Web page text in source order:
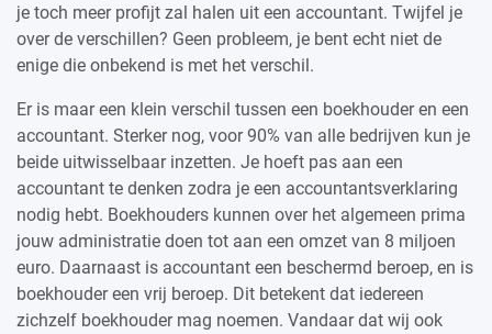
je toch meer profijt zal halen uit een accountant. Twijfel je
over de verschillen? Geen probleem, je bent echt niet de
enige die onbekend is met het verschil.
Er is maar een klein verschil tussen een boekhouder en een
accountant. Sterker nog, voor 90% van alle bedrijven kun je
beide uitwisselbaar inzetten. Je hoeft pas aan een
accountant te denken zodra je een accountantsverklaring
nodig hebt. Boekhouders kunnen over het algemeen prima
jouw administratie doen tot aan een omzet van 8 miljoen
euro. Daarnaast is accountant een beschermd beroep, en is
boekhouder een vrij beroep. Dit betekent dat iedereen
zichzelf boekhouder mag noemen. Vandaar dat wij ook